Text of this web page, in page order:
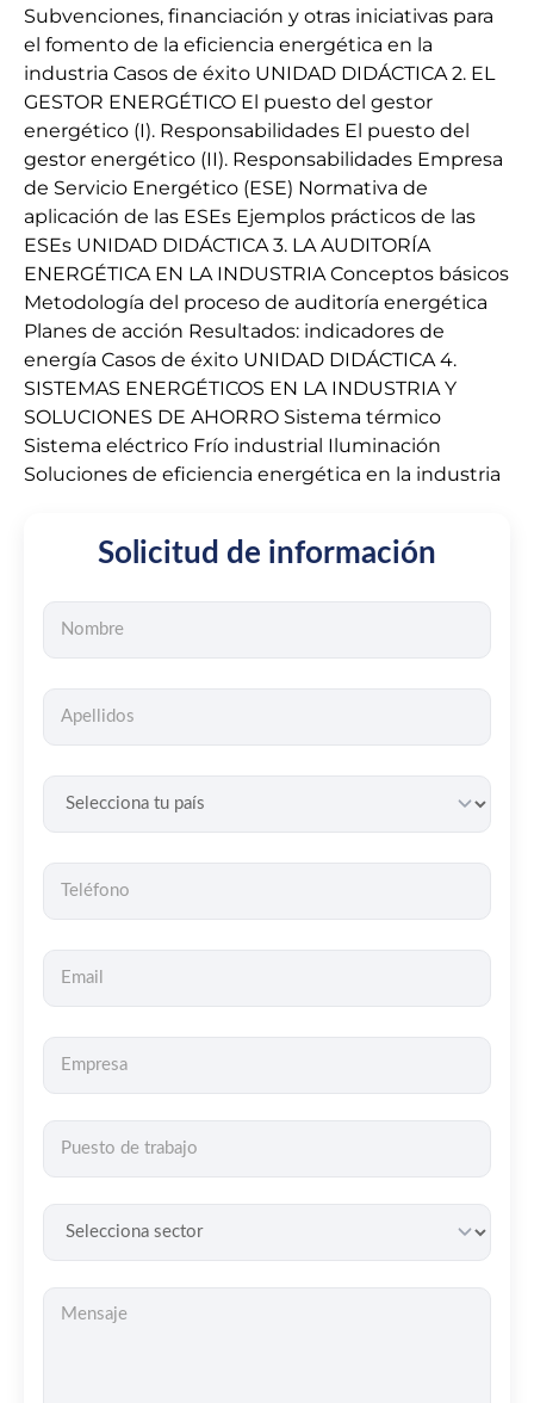
Subvenciones, financiación y otras iniciativas para
el fomento de la eficiencia energética en la
industria Casos de éxito UNIDAD DIDÁCTICA 2. EL
GESTOR ENERGÉTICO El puesto del gestor
energético (I). Responsabilidades El puesto del
gestor energético (II). Responsabilidades Empresa
de Servicio Energético (ESE) Normativa de
aplicación de las ESEs Ejemplos prácticos de las
ESEs UNIDAD DIDÁCTICA 3. LA AUDITORÍA
ENERGÉTICA EN LA INDUSTRIA Conceptos básicos
Metodología del proceso de auditoría energética
Planes de acción Resultados: indicadores de
energía Casos de éxito UNIDAD DIDÁCTICA 4.
SISTEMAS ENERGÉTICOS EN LA INDUSTRIA Y
SOLUCIONES DE AHORRO Sistema térmico
Sistema eléctrico Frío industrial Iluminación
Soluciones de eficiencia energética en la industria
Solicitud de información